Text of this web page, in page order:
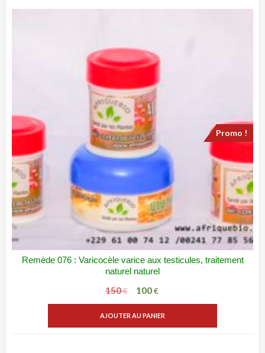
Promo !
Remède 076 : Varicocèle varice aux testicules, traitement
naturel naturel
150€
Le
initial
100€
actuel
AJOUTER AU PANIER